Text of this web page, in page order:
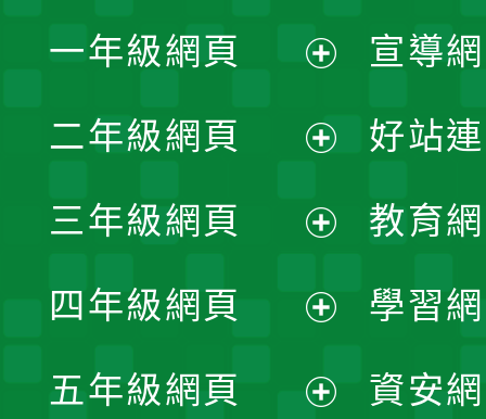
一年級網頁
開
選
單
二年級網頁
開
選
單
三年級網頁
開
選
四年級網頁
五年級網頁
宣導
好站
教育
學習
資安